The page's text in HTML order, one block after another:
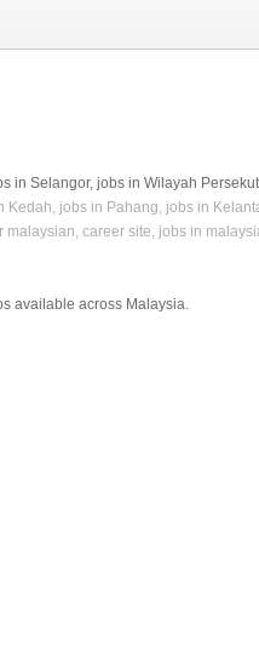
in Selangor, jobs in Wilayah
jobs in Pahang, jobs in
career site, jobs in
available across Malaysia.